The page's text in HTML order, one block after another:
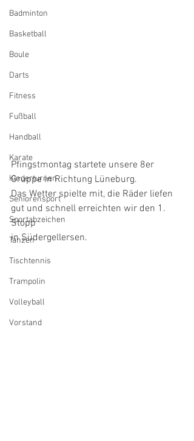
Badminton
Basketball
Boule
Darts
Fitness
Fußball
Handball
Karate
Kinderturnen
Seniorensport
Sportabzeichen
Tanzen
Tischtennis
Trampolin
Volleyball
Vorstand
Pfingstmontag startete unsere 8er
Gruppe in Richtung Lüneburg.
Das Wetter spielte mit, die Räder liefen
gut und schnell erreichten wir den 1.
Stopp
in Südergellersen.